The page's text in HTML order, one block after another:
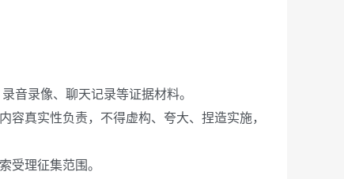
录像、聊天记录等证据材料。
真实性负责，不得虚构、夸大、捏造实施，
理征集范围。